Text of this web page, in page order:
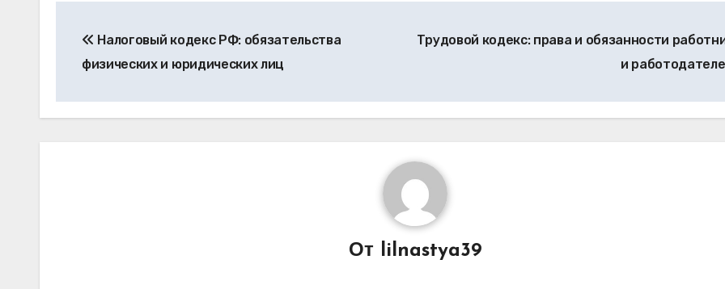
по
Налоговый кодекс РФ: обязательства
физических и юридических лиц
Трудовой кодекс: права и обязанности
и
От lilnastya39